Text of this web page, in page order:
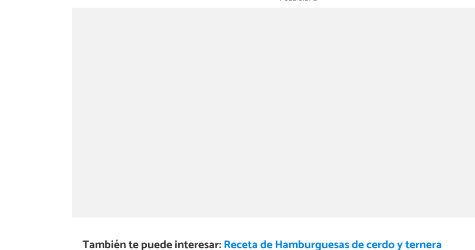
También te puede interesar:Receta de Hamburguesas de cerdo y ternera